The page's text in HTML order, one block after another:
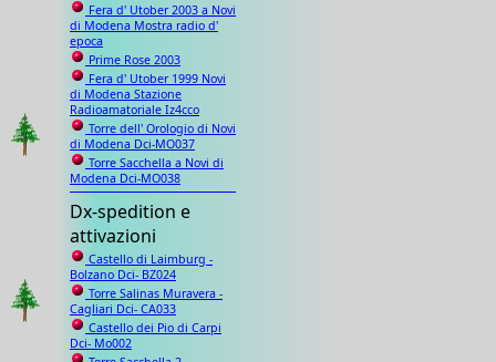
Fera d' Utober 2003 a Novi
di Modena Mostra radio d'
epoca
Prime Rose 2003
Fera d' Utober 1999 Novi
di Modena Stazione
Radioamatoriale Iz4cco
Torre dell' Orologio di Novi
di Modena Dci-MO037
Torre Sacchella a Novi di
Modena Dci-MO038
Dx-spedition e
attivazioni
Castello di Laimburg -
Bolzano Dci- BZ024
Torre Salinas Muravera -
Cagliari Dci- CA033
Castello dei Pio di Carpi
Dci- Mo002